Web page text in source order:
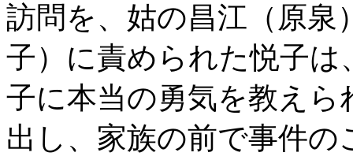
訪問を、姑の昌江（原泉
子）に責められた悦子
子に本当の勇気を教え
出し、家族の前で事件